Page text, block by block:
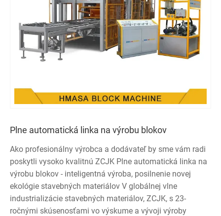
Plne automatická linka na výrobu blokov
Ako profesionálny výrobca a dodávateľ by sme vám radi
poskytli vysoko kvalitnú ZCJK Plne automatická linka na
výrobu blokov - inteligentná výroba, posilnenie novej
ekológie stavebných materiálov V globálnej vlne
industrializácie stavebných materiálov, ZCJK, s 23-
ročnými skúsenosťami vo výskume a vývoji výroby